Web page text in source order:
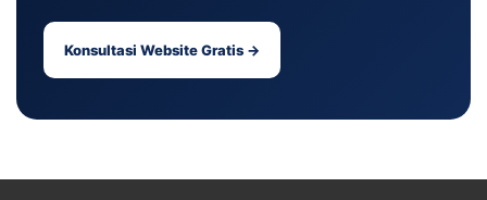
Konsultasi Website Gratis →